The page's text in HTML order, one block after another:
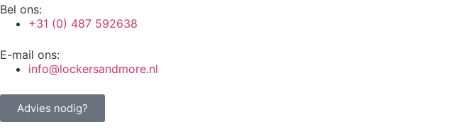
Bel ons:
+31 (0) 487 592638
E-mail ons:
info@lockersandmore.nl
Advies nodig?